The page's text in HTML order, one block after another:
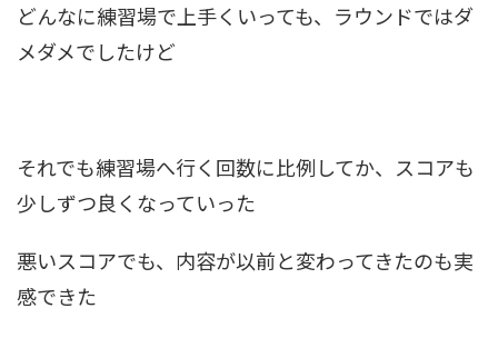
どんなに練習場で上手くいっても、ラウンドではダ
メダメでしたけど
それでも練習場へ行く回数に比例してか、スコアも
少しずつ良くなっていった
悪いスコアでも、内容が以前と変わってきたのも実
感できた